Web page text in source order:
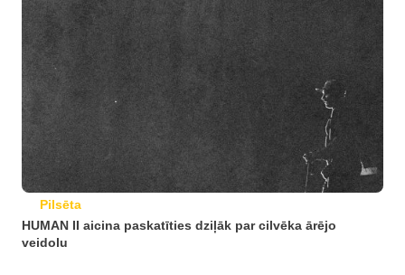
Pilsēta
HUMAN II aicina paskatīties dziļāk par cilvēka ārējo
veidolu